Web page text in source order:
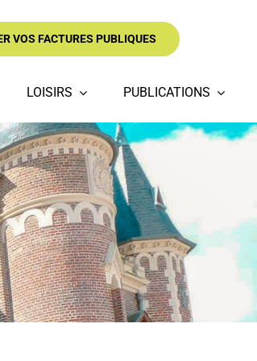
VOS FACTURES PUBLIQUES
LOISIRS PUBLICATIONS